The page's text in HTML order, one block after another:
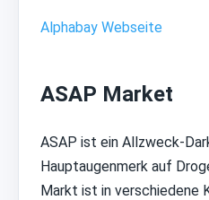
Alphabay Webseite
ASAP Market
ASAP ist ein Allzweck-
Hauptaugenmerk auf
Markt ist in verschiedene